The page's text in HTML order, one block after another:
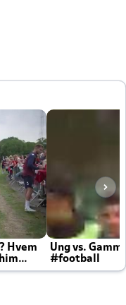
Hvem
Ung vs.
#football